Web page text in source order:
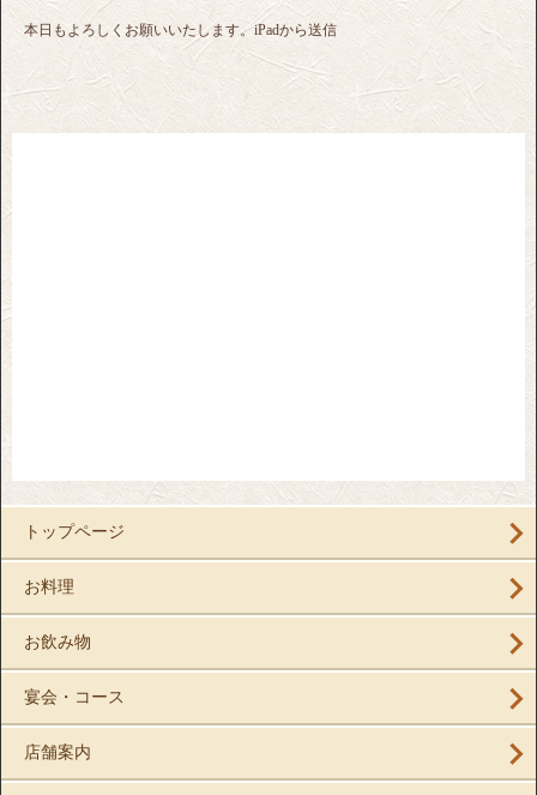
本日もよろしくお願いいたします。iPadから送信
トップページ
お料理
お飲み物
宴会・コース
店舗案内